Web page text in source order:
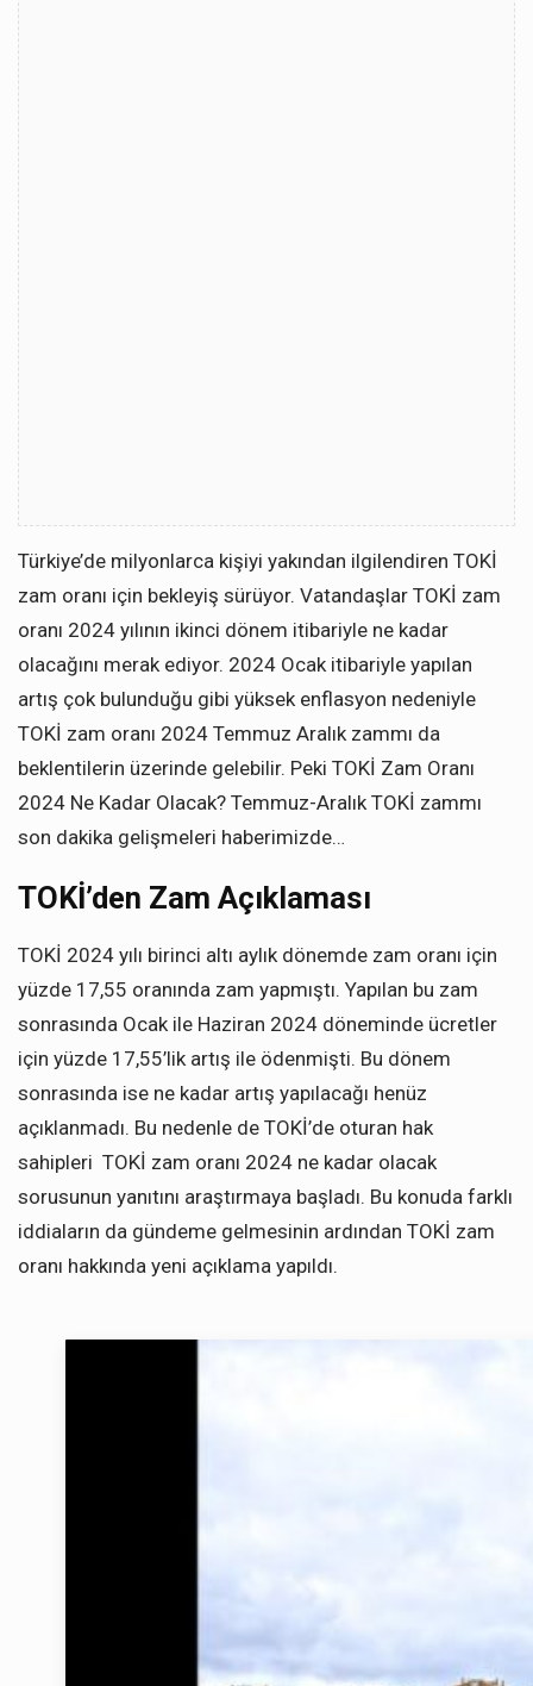
Türkiye’de milyonlarca kişiyi yakından ilgilendiren TOKİ
zam oranı için bekleyiş sürüyor. Vatandaşlar TOKİ zam
oranı 2024 yılının ikinci dönem itibariyle ne kadar
olacağını merak ediyor. 2024 Ocak itibariyle yapılan
artış çok bulunduğu gibi yüksek enflasyon nedeniyle
TOKİ zam oranı 2024 Temmuz Aralık zammı da
beklentilerin üzerinde gelebilir. Peki TOKİ Zam Oranı
2024 Ne Kadar Olacak? Temmuz-Aralık TOKİ zammı
son dakika gelişmeleri haberimizde…
TOKİ’den Zam Açıklaması
TOKİ 2024 yılı birinci altı aylık dönemde zam oranı için
yüzde 17,55 oranında zam yapmıştı. Yapılan bu zam
sonrasında Ocak ile Haziran 2024 döneminde ücretler
için yüzde 17,55’lik artış ile ödenmişti. Bu dönem
sonrasında ise ne kadar artış yapılacağı henüz
açıklanmadı. Bu nedenle de TOKİ’de oturan hak
sahipleri TOKİ zam oranı 2024 ne kadar olacak
sorusunun yanıtını araştırmaya başladı. Bu konuda farklı
iddiaların da gündeme gelmesinin ardından TOKİ zam
oranı hakkında yeni açıklama yapıldı.